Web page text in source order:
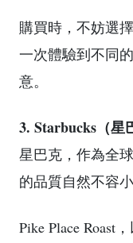
購買時，不妨選
一次體驗到不同
意。
3. Starbucks（星
星巴克，作為全
的品質自然不容小
Pike Place Roast